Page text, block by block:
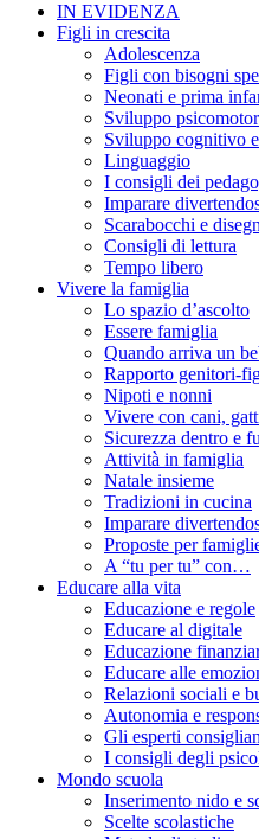
IN EVIDENZA
Figli in crescita
Adolescenza
Figli con bisogni
Neonati e prima
Sviluppo
Sviluppo cognitivo
Linguaggio
I consigli dei
Imparare
Scarabocchi e
Consigli di lettura
Tempo libero
Vivere la famiglia
Lo spazio d’ascolto
Essere famiglia
Quando arriva un
Rapporto genitori-
Nipoti e nonni
Vivere con cani,
Sicurezza dentro e
Attività in famiglia
Natale insieme
Tradizioni in cucina
Imparare
Proposte per
A “tu per tu” con…
Educare alla vita
Educazione e regole
Educare al digitale
Educazione
Educare alle
Relazioni sociali e
Autonomia e
Gli esperti
I consigli degli
Mondo scuola
Inserimento nido e
Scelte scolastiche